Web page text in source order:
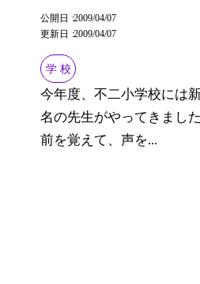
公開日
2009/04/07
更新日
2009/04/07
学 校
今年度、不二小学校には
名の先生がやってきまし
前を覚えて、声を...